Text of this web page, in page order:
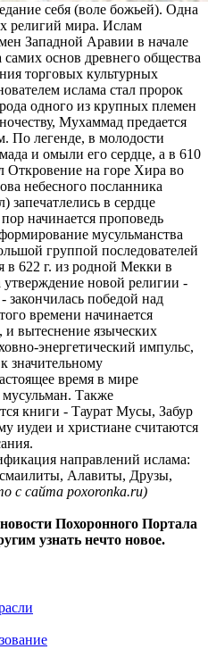
себя (воле божьей). Одна
религий мира. Ислам
Западной Аравии в начале
основ древнего общества
торговых культурных
ислама стал пророк
одного из крупных племен
Мухаммад предается
По легенде, в молодости
и омыли его сердце, а в 610
Откровение на горе Хира во
небесного посланника
запечатлелись в сердце
начинается проповедь
мусульманства
группой последователей
в 622 г. из родной Мекки в
новой религии -
закончилась победой над
времени начинается
и вытеснение языческих
энергетический импульс,
значительному
время в мире
мусульман. Также
книги - Таурат Мусы, Забур
иудеи и христиане считаются
направлений ислама:
Алавиты, Друзы,
с сайта poxoronka.ru)
Похоронного Портала
узнать нечто новое.